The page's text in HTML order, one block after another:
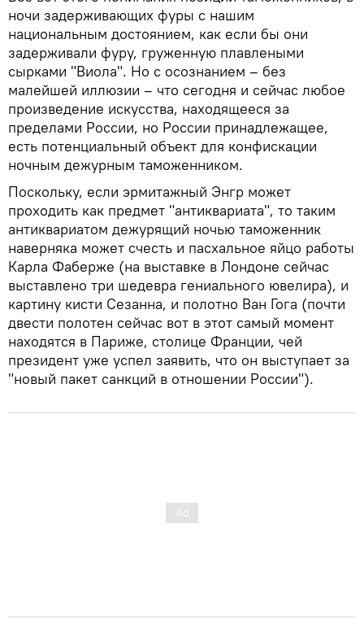
ночи задерживающих фуры с нашим
национальным достоянием, как если бы они
задерживали фуру, груженную плавлеными
сырками "Виола". Но с осознанием – без
малейшей иллюзии – что сегодня и сейчас любое
произведение искусства, находящееся за
пределами России, но России принадлежащее,
есть потенциальный объект для конфискации
ночным дежурным таможенником.
Поскольку, если эрмитажный Энгр может
проходить как предмет "антиквариата", то таким
антиквариатом дежурящий ночью таможенник
наверняка может счесть и пасхальное яйцо работы
Карла Фаберже (на выставке в Лондоне сейчас
выставлено три шедевра гениального ювелира), и
картину кисти Сезанна, и полотно Ван Гога (почти
двести полотен сейчас вот в этот самый момент
находятся в Париже, столице Франции, чей
президент уже успел заявить, что он выступает за
"новый пакет санкций в отношении России").